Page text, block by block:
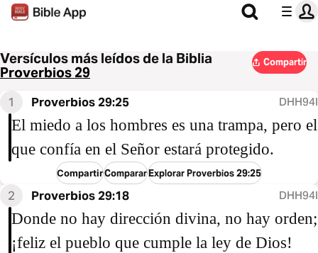
Versículos más leídos de la Biblia
Proverbios 29
Compartir
1 Proverbios 29:25 DHH94I
El miedo a los hombres es una trampa, pero el
que confía en el Señor estará protegido.
CompartirCompararExplorar Proverbios 29:25
2 Proverbios 29:18 DHH94I
Donde no hay dirección divina, no hay orden;
¡feliz el pueblo que cumple la ley de Dios!